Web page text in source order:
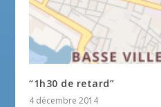
“1h30 de retard”
4 décembre 2014